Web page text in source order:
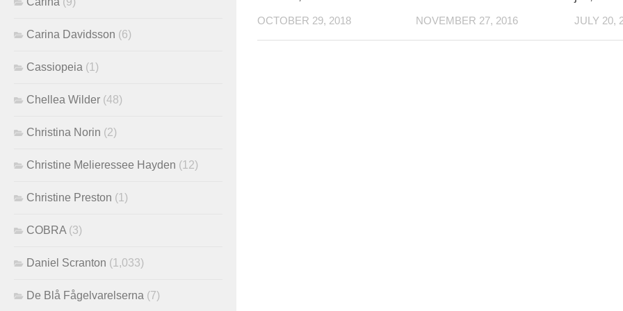
OCTOBER 29, 2018 NOVEMBER 27, 2016 JULY 20,
Carina Davidsson (6)
Cassiopeia (1)
Chellea Wilder (48)
Christina Norin (2)
Christine Melieressee Hayden (12)
Christine Preston (1)
COBRA (3)
Daniel Scranton (1,033)
De Blå Fågelvarelserna (7)